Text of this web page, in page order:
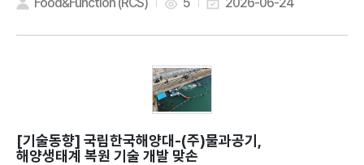
dels
Food&Function (RCS) 5 2026-06-24
[기술동향]
해양생태계 복원 기술 개발 맞손